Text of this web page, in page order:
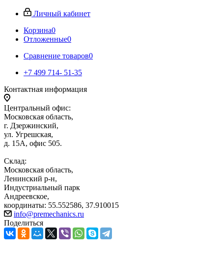
Личный кабинет
Корзина0
Отложенные0
Сравнение товаров0
+7 499 714- 51-35
Контактная информация
Центральный офис:
Московская область,
г. Дзержинский,
ул. Угрешская,
д. 15А, офис 505.
Склад:
Московская область,
Ленинский р-н,
Индустриальный парк
Андреевское,
координаты: 55.552586, 37.910015
info@premechanics.ru
Поделиться